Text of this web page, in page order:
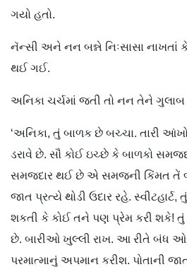
ગયો હતો.
નૅન્સી અને નન બન્ને નિઃસાસા નાખતાં કે
થઈ ગઈ.
અનિકા ચર્ચમાં જતી તો નન તેને
‘અનિકા, તું બાળક છે બચ્ચા. તારી
ડરાવે છે. સૌ કોઈ ઇચ્છે કે બાળકો
સમજદાર થઈ છે એ સમજની કિંમત તેં
જાત પ્રત્યે થોડી ઉદાર રહે.
શકતી કે કોઈ તને પણ પ્રેમ કરી શકે!
છે. બારીઓ ખુલ્લી રાખ. આ રીતે બંધ
પરમાત્માનું અપમાન કરીશ. પોતાની